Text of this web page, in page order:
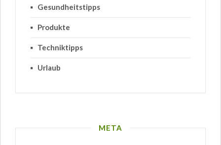
Gesundheitstipps
Produkte
Techniktipps
Urlaub
META